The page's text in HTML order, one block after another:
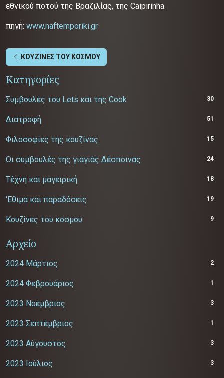
εθνικού ποτού της Βραζιλίας, της Caipirinha.
πηγή: www.naftemporiki.gr
ΚΟΥΖΙΝΕΣ ΤΟΥ ΚΟΣΜΟΥ
Κατηγορίες
Συμβουλές του Lets και της Cook 30
Διατροφή 51
Φιλοσοφίες της κουζίνας 15
Οι συμβουλές της γιαγιάς Δέσποινας 24
Τέχνη και μαγειρική 18
'Εθιμα και παραδόσεις 19
Κουζίνες του κόσμου 9
Αρχείο
2024 Μάρτιος 2
2024 Φεβρουάριος 1
2023 Νοέμβριος 3
2023 Σεπτέμβριος 1
2023 Αύγουστος 3
2023 Ιούλιος 3